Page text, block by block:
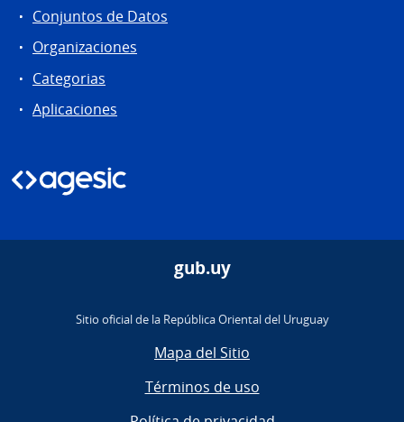
Conjuntos de Datos
Organizaciones
Categorias
Aplicaciones
gub.uy
Sitio oficial de la República Oriental del Uruguay
Mapa del Sitio
Términos de uso